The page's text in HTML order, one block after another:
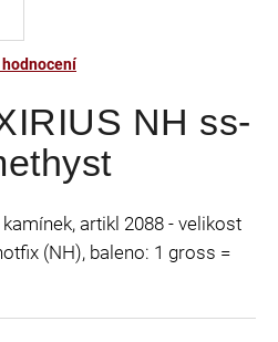
NH ss-
artikl 2088 - velikost
(NH), baleno: 1 gross =